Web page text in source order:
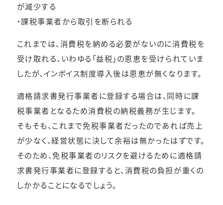
が減少する
・課税事業者から取引を断られる
これまでは、消費税を納める必要がないのに消費税を
受け取れる、いわゆる「益税」の恩恵を受けられていま
したが、インボイス制度導入後は恩恵が無くなります。
適格請求書発行事業者に登録する場合は、同時に課
税事業者となるため消費税の納税義務が生じます。
そもそも、これまで免税事業者だったのであれば売上
が少なく、経営状態に決して余裕は無かったはずです。
そのため、免税事業者のリスクを避けるために適格請
求書発行事業者に登録すると、消費税の負担が重くの
しかかることになるでしょう。